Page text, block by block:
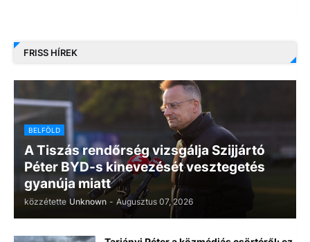
FRISS HÍREK
BELFÖLD
A Tiszás rendőrség vizsgálja Szijjártó
Péter BYD-s kinevezését vesztegetés
gyanúja miatt
közzétette Unknown - Augusztus 07, 2026